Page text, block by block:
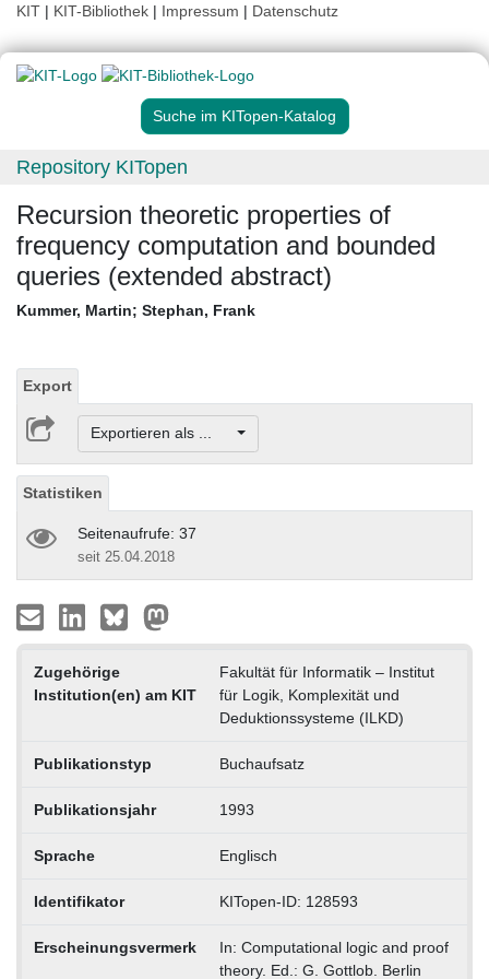
KIT | KIT-Bibliothek | Impressum | Datenschutz
Suche im KITopen-Katalog
Repository KITopen
Recursion theoretic properties of
frequency computation and bounded
queries (extended abstract)
Kummer, Martin; Stephan, Frank
Export
Exportieren als ...
Statistiken
Seitenaufrufe: 37
seit 25.04.2018
Zugehörige
Institution(en) am KIT
Fakultät für Informatik – Institut
für Logik, Komplexität und
Deduktionssysteme (ILKD)
Publikationstyp Buchaufsatz
Publikationsjahr 1993
Sprache Englisch
Identifikator KITopen-ID: 128593
Erscheinungsvermerk
In: Computational logic and proof
theory. Ed.: G. Gottlob. Berlin